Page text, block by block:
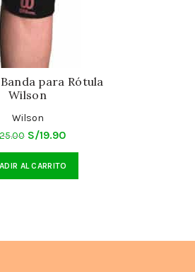
para Rótula
Wilson
Wilson
25.00 El
precio
original
S/19.90El
precio
actual
AL CARRITO